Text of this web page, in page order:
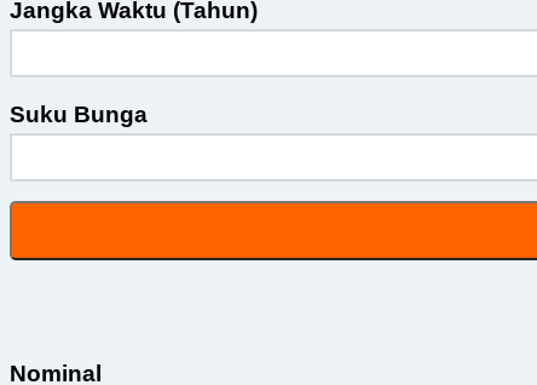
Jangka Waktu (Tahun)
Suku Bunga
Nominal